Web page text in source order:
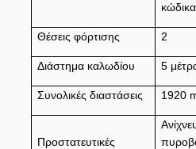
κώδικα
Θέσεις φόρτισης 2
Διάστημα καλωδίου 5
Συνολικές διαστάσεις 1920
Προστατευτικές